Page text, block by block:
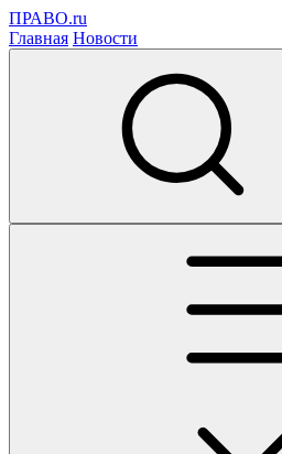
ПРАВО.ru
Главная Новости